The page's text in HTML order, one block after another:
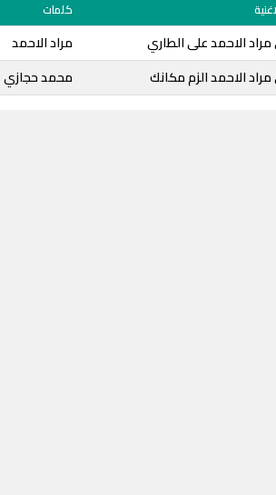
كلمات
مراد الاحمد على الطاري مراد الاحمد
الاحمد الزم مكانك
محمد حجازي